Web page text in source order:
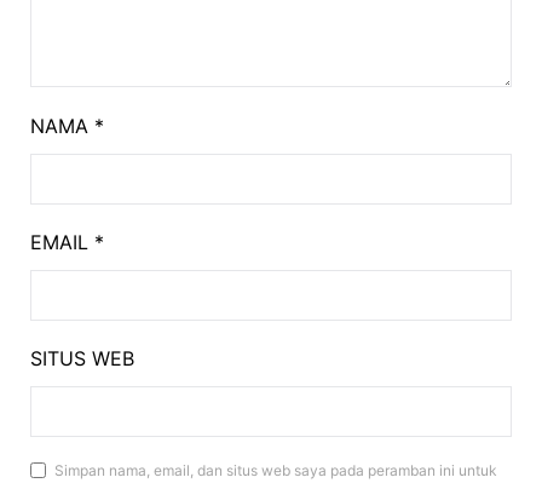
NAMA *
EMAIL *
SITUS WEB
Simpan nama, email, dan situs web saya pada peramban ini untuk